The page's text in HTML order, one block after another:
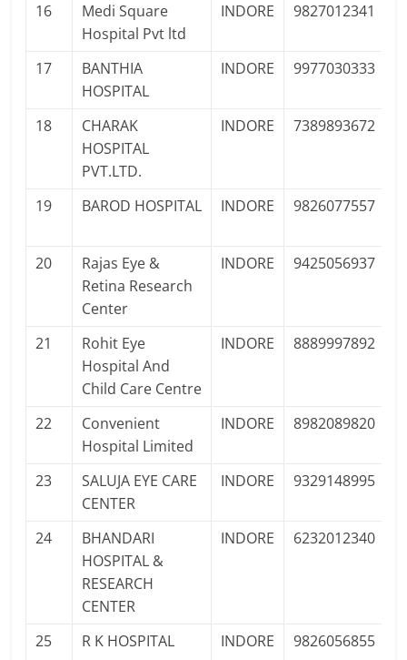
16
Medi Square
Hospital Pvt ltd
INDORE 9827012341
17
BANTHIA
HOSPITAL
INDORE 9977030333
18
CHARAK
HOSPITAL
PVT.LTD.
INDORE 7389893672
19 BAROD HOSPITAL INDORE 9826077557
20
Rajas Eye &
Retina Research
Center
INDORE 9425056937
21
Rohit Eye
Hospital And
Child Care Centre
INDORE 8889997892
22
Convenient
Hospital Limited
INDORE 8982089820
23
SALUJA EYE CARE
CENTER
INDORE 9329148995
24
BHANDARI
HOSPITAL &
RESEARCH
CENTER
INDORE 6232012340
25 R K HOSPITAL INDORE 9826056855